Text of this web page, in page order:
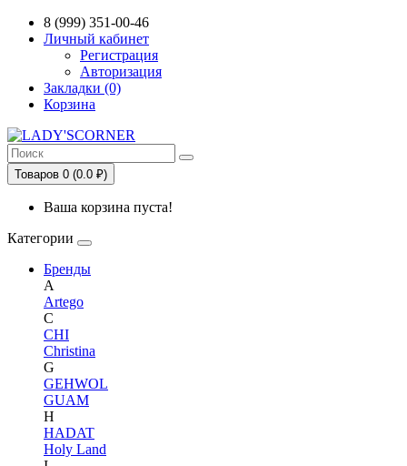
Сервис сравнения цен в Беларуси
8 (999) 351-00-46
Личный кабинет
Регистрация
Авторизация
Закладки (0)
Корзина
Товаров 0 (0.0 ₽)
Ваша корзина пуста!
Категории
Бренды
A
Artego
C
CHI
Christina
G
GEHWOL
GUAM
H
HADAT
Holy Land